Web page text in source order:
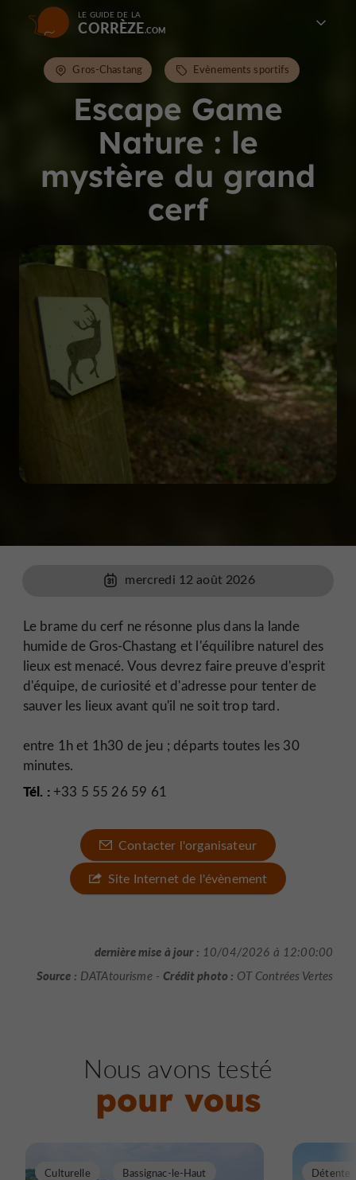
LE GUIDE DE LA
CORRÈZE
Escape Game
Nature : le
mystère du grand
cerf
Gros-Chastang Evènements sportifs
mercredi 12 août 2026
Le brame du cerf ne résonne plus dans la lande
humide de Gros-Chastang et l'équilibre naturel des
lieux est menacé. Vous devrez faire preuve d'esprit
d'équipe, de curiosité et d'adresse pour tenter de
sauver les lieux avant qu'il ne soit trop tard.
entre 1h et 1h30 de jeu ; départs toutes les 30
minutes.
Tél. :+33 5 55 26 59 61
Contacter l'organisateur
Site Internet de l'évènement
dernière mise à jour : 10/04/2026 à 12:00:00
Source : DATAtourisme -Crédit photo : OT Contrées Vertes
Nous avons testé
pour vous
Culturelle Bassignac-le-Haut Détente